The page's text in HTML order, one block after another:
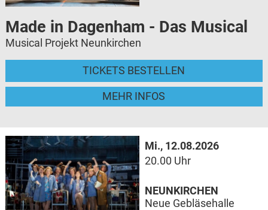
Made in Dagenham - Das Musical
Musical Projekt Neunkirchen
TICKETS BESTELLEN
MEHR INFOS
Mi., 12.08.2026
20.00 Uhr
NEUNKIRCHEN
Neue Gebläsehalle